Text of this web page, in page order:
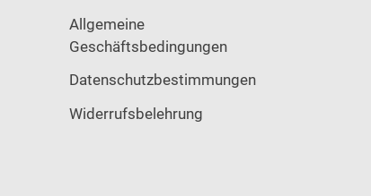
Allgemeine
Geschäftsbedingungen
Datenschutzbestimmungen
Widerrufsbelehrung